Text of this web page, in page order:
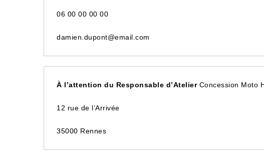
06 00 00 00 00
damien.dupont@email.com
À l’attention du Responsable d’AtelierConcession Moto
12 rue de l’Arrivée
35000 Rennes